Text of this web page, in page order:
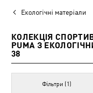
Екологічні матеріали
КОЛЕКЦІЯ
PUMA З
38
Фільтри (1)